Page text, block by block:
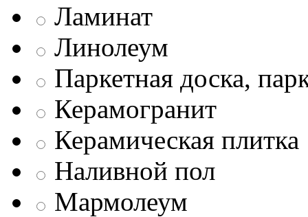
Ламинат
Линолеум
Паркетная доска,
Керамогранит
Керамическая плитка
Наливной пол
Мармолеум